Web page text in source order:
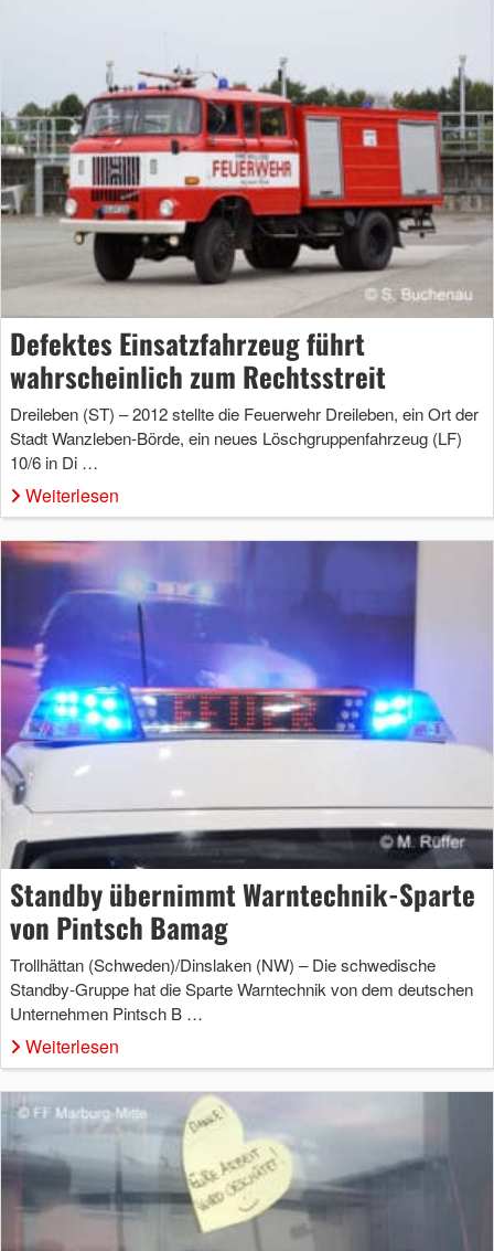
Defektes Einsatzfahrzeug führt
wahrscheinlich zum Rechtsstreit
Dreileben (ST) – 2012 stellte die Feuerwehr Dreileben, ein Ort der
Stadt Wanzleben-Börde, ein neues Löschgruppenfahrzeug (LF)
10/6 in Di …
Weiterlesen
Standby übernimmt Warntechnik-Sparte
von Pintsch Bamag
Trollhättan (Schweden)/Dinslaken (NW) – Die schwedische
Standby-Gruppe hat die Sparte Warntechnik von dem deutschen
Unternehmen Pintsch B …
Weiterlesen